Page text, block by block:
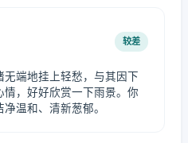
较差
端地挂上轻愁，与其因下
，好好欣赏一下雨景。你
温和、清新葱郁。